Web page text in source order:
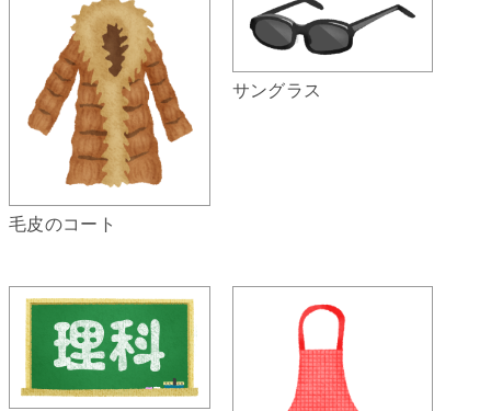
毛皮のコート
サングラス